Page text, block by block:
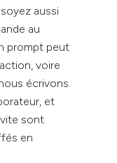
aussi
au
prompt peut
voire
écrivons
et
sont
en